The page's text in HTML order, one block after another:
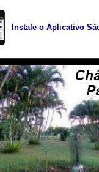
Instale o Aplicativo